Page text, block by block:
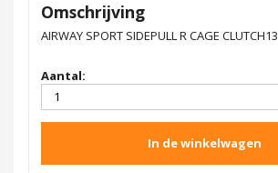
Omschrijving
AIRWAY SPORT SIDEPULL R CAGE CLUTCH13
Aantal:
In de winkelwagen